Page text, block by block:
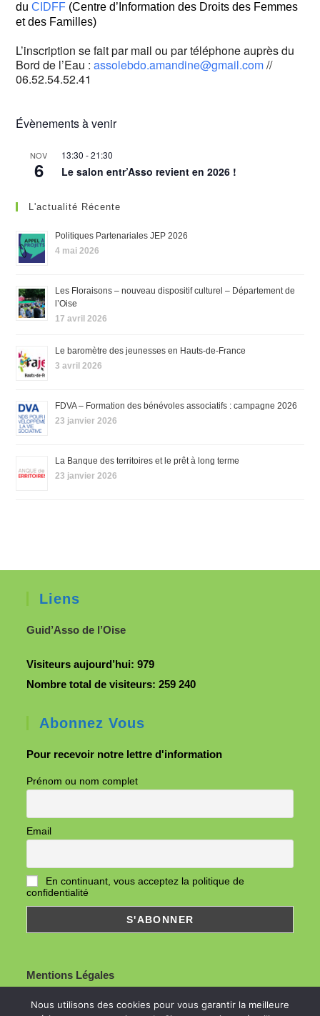
duCIDFF (Centre d’Information des Droits des Femmes
et des Familles)
L’inscription se fait par mail ou par téléphone auprès du
Bord de l’Eau :assolebdo.amandine@gmail.com//
06.52.54.52.41
Évènements à venir
NOV
6
13:30 -21:30
Le salon entr’Asso revient en 2026 !
L'actualité Récente
Politiques Partenariales JEP 2026
4 mai 2026
Les Floraisons – nouveau dispositif culturel – Département de
l’Oise
17 avril 2026
Le baromètre des jeunesses en Hauts-de-France
3 avril 2026
FDVA – Formation des bénévoles associatifs : campagne 2026
23 janvier 2026
La Banque des territoires et le prêt à long terme
23 janvier 2026
Liens
Guid’Asso de l’Oise
Visiteurs aujourd’hui:979
Nombre total de visiteurs:259 240
Abonnez Vous
Pour recevoir notre lettre d'information
Prénom ou nom complet
Email
En continuant, vous acceptez la politique de
confidentialité
Mentions Légales
Nous utilisons des cookies pour vous garantir la meilleure